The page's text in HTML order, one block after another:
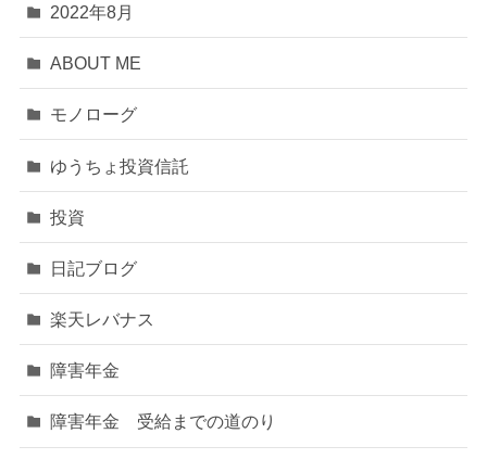
2022年8月
ABOUT ME
モノローグ
ゆうちょ投資信託
投資
日記ブログ
楽天レバナス
障害年金
障害年金 受給までの道のり